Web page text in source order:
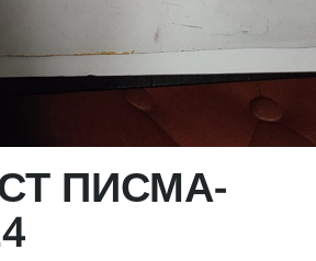
ПИСМА-